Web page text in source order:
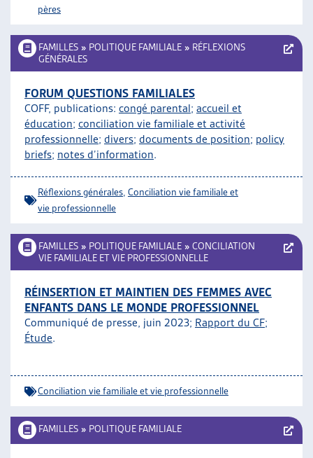
pères
FAMILLES » POLITIQUE FAMILIALE » RÉFLEXIONS
GÉNÉRALES
FORUM QUESTIONS FAMILIALES
COFF, publications: congé parental; accueil et
éducation; conciliation vie familiale et activité
professionnelle; divers; documents de position; policy
briefs; notes d’information.
Réflexions générales Conciliation vie familiale et
vie professionnelle
FAMILLES » POLITIQUE FAMILIALE » CONCILIATION
VIE FAMILIALE ET VIE PROFESSIONNELLE
RÉINSERTION ET MAINTIEN DES FEMMES AVEC
ENFANTS DANS LE MONDE PROFESSIONNEL
Communiqué de presse, juin 2023; Rapport du CF;
Étude.
Conciliation vie familiale et vie professionnelle
FAMILLES » POLITIQUE FAMILIALE